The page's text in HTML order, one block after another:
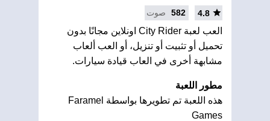
4.8
582 صوت
العب لعبة City Rider اونلاين مجانًا بدون
تحميل أو تثبيت أو تنزيل، أو العب ألعاب
مشابهة أخرى في العاب قيادة سيارات.
مطور اللعبة
هذه اللعبة تم تطويرها بواسطة Faramel
Games